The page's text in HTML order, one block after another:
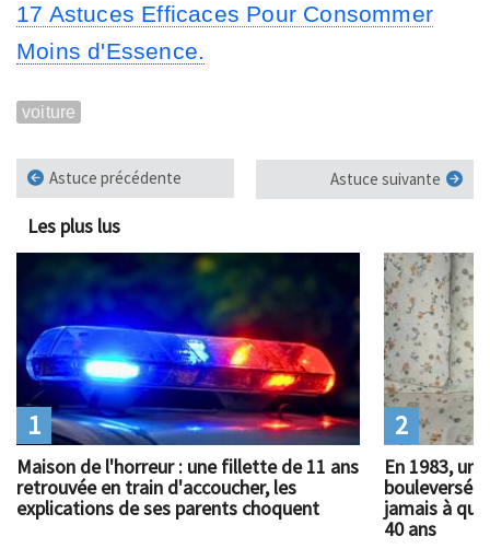
17 Astuces Efficaces Pour Consommer
Moins d'Essence.
voiture
Astuce précédente Astuce suivante
Les plus lus
Maison de l'horreur : une fillette de 11 ans
retrouvée en train d'accoucher, les
explications de ses parents choquent
1
En 1983, un
bouleversé
jamais à
40 ans
2